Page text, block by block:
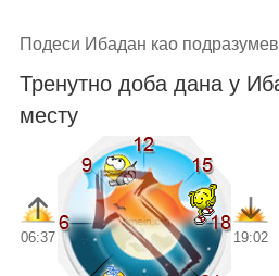
Подеси Ибадан као
Тренутно доба дана у
месту
06:37 19:02